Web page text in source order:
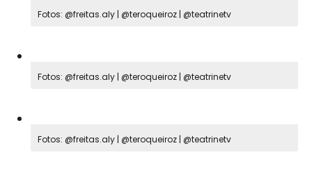
Fotos: @freitas.aly | @teroqueiroz | @teatrinetv
Fotos: @freitas.aly | @teroqueiroz | @teatrinetv
Fotos: @freitas.aly | @teroqueiroz | @teatrinetv